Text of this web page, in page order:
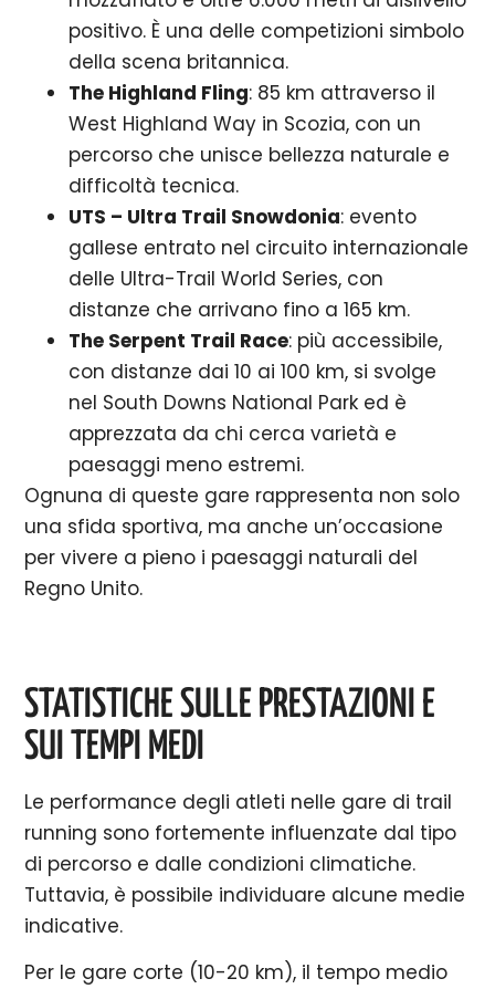
positivo. È una delle competizioni simbolo
della scena britannica.
The Highland Fling: 85 km attraverso il
West Highland Way in Scozia, con un
percorso che unisce bellezza naturale e
difficoltà tecnica.
UTS – Ultra Trail Snowdonia: evento
gallese entrato nel circuito internazionale
delle Ultra-Trail World Series, con
distanze che arrivano fino a 165 km.
The Serpent Trail Race: più accessibile,
con distanze dai 10 ai 100 km, si svolge
nel South Downs National Park ed è
apprezzata da chi cerca varietà e
paesaggi meno estremi.
Ognuna di queste gare rappresenta non solo
una sfida sportiva, ma anche un’occasione
per vivere a pieno i paesaggi naturali del
Regno Unito.
STATISTICHE SULLE PRESTAZIONI E
SUI TEMPI MEDI
Le performance degli atleti nelle gare di trail
running sono fortemente influenzate dal tipo
di percorso e dalle condizioni climatiche.
Tuttavia, è possibile individuare alcune medie
indicative.
Per le gare corte (10-20 km), il tempo medio